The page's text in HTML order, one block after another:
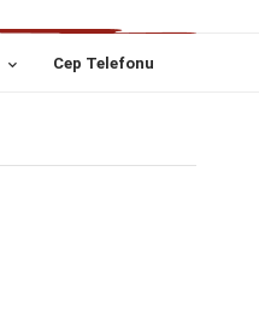
Cep Telefonu